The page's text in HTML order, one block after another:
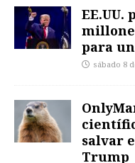
EE.UU.
para
sábado 8
salvar
Trump